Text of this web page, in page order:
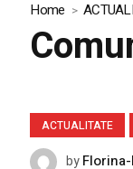
Home
ACTUALITATE
by